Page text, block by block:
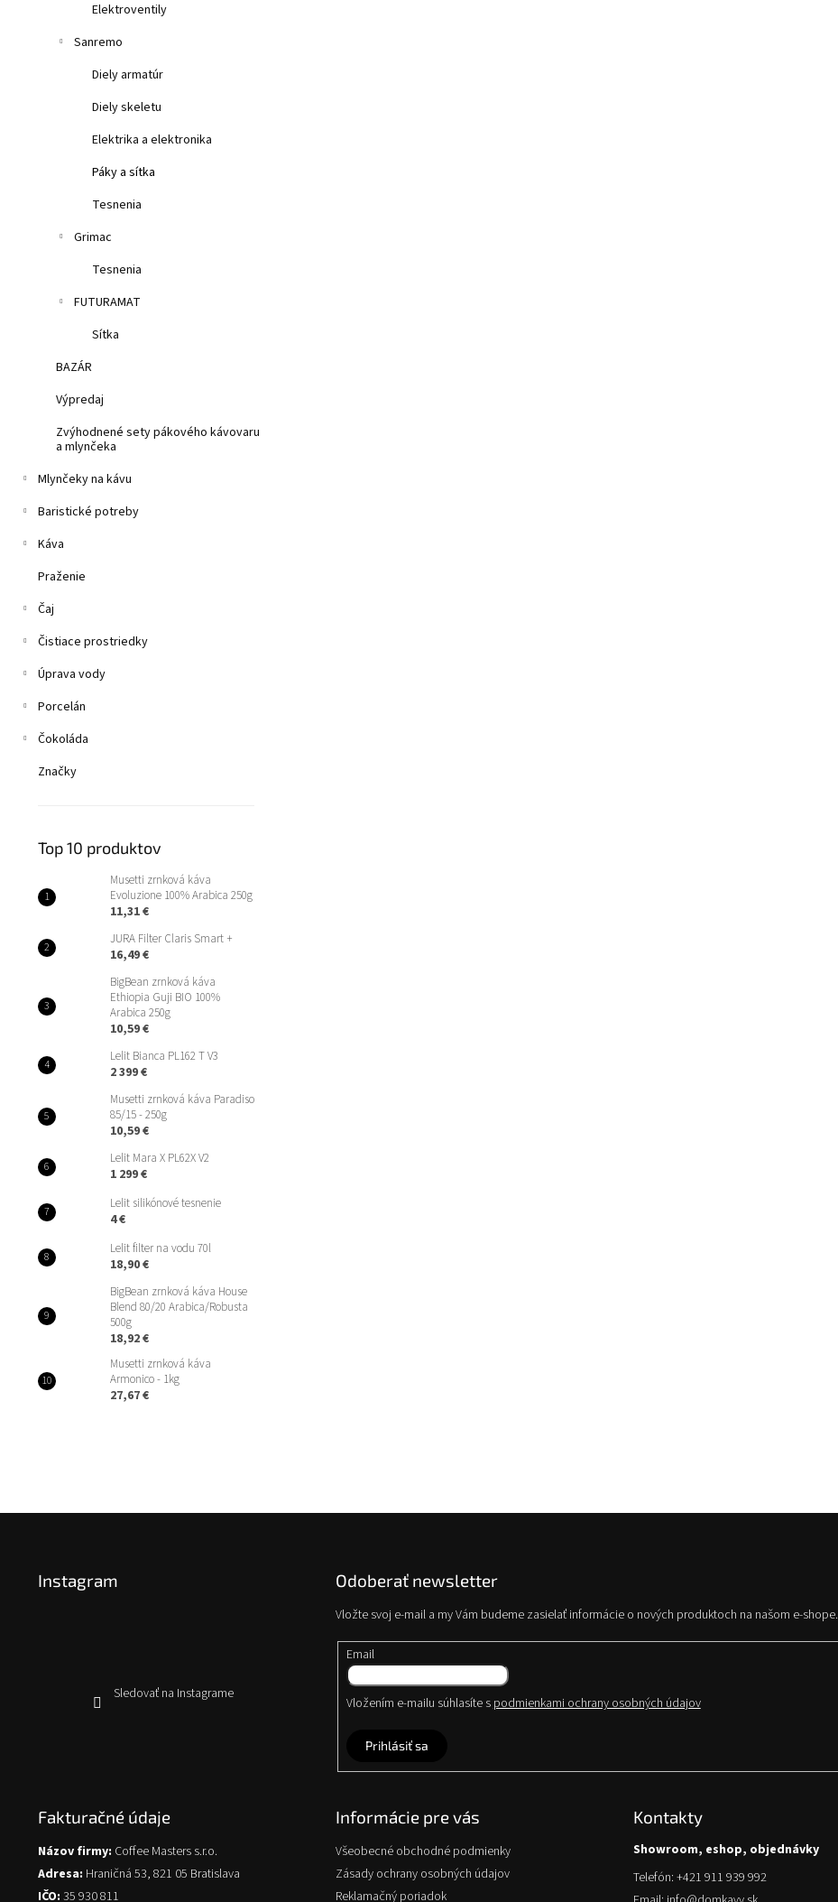
Elektroventily
Sanremo
Diely armatúr
Diely skeletu
Elektrika a elektronika
Páky a sítka
Tesnenia
Grimac
Tesnenia
FUTURAMAT
Sítka
BAZÁR
Výpredaj
Zvýhodnené sety pákového kávovaru
a mlynčeka
Mlynčeky na kávu
Baristické potreby
Káva
Praženie
Čaj
Čistiace prostriedky
Úprava vody
Porcelán
Čokoláda
Značky
Top 10 produktov
Musetti zrnková káva
Evoluzione 100% Arabica 250g
11,31 €
JURA Filter Claris Smart +
16,49 €
BigBean zrnková káva
Ethiopia Guji BIO 100%
Arabica 250g
10,59 €
Lelit Bianca PL162 T V3
2 399 €
Musetti zrnková káva Paradiso
85/15 - 250g
10,59 €
Lelit Mara X PL62X V2
1 299 €
Lelit silikónové tesnenie
4 €
Lelit filter na vodu 70l
18,90 €
BigBean zrnková káva House
Blend 80/20 Arabica/Robusta
500g
18,92 €
Musetti zrnková káva
Armonico - 1kg
27,67 €
Instagram
Sledovať na Instagrame
Odoberať newsletter
Vložte svoj e-mail a my Vám budeme zasielať informácie o nových produktoch na našom e-shope.
Email
Vložením e-mailu súhlasíte s podmienkami ochrany osobných údajov
Prihlásiť sa
Fakturačné údaje
Názov firmy: Coffee Masters s.r.o.
Adresa: Hraničná 53, 821 05 Bratislava
IČO: 35 930 811
Informácie pre vás
Všeobecné obchodné podmienky
Zásady ochrany osobných údajov
Reklamačný poriadok
Kontakty
Showroom, eshop, objednávky
Telefón: +421 911 939 992